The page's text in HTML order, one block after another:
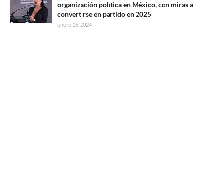
organización política en México, con miras a
convertirse en partido en 2025
enero 16, 2024